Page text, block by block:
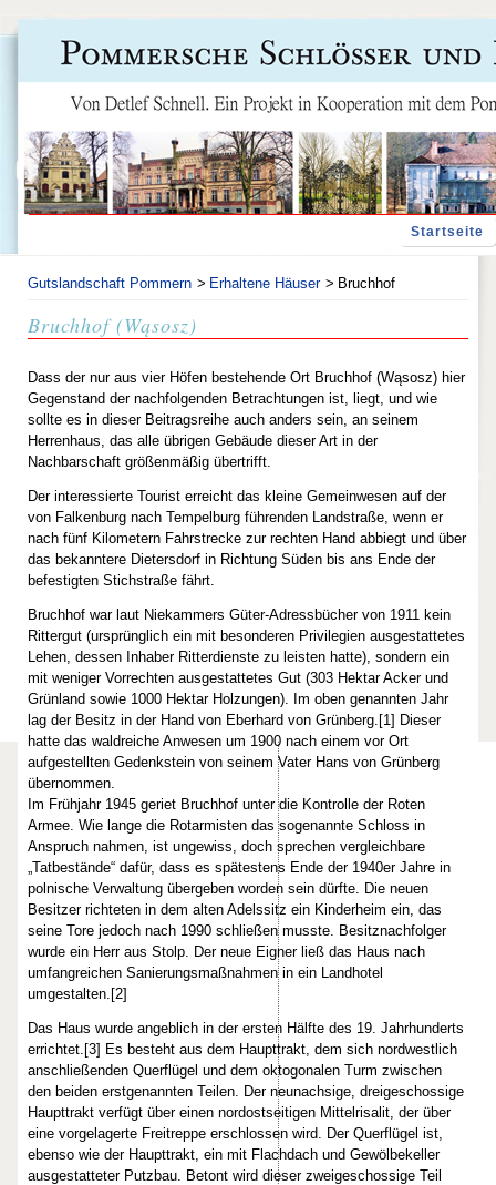
Startseite
Gutslandschaft Pommern Erhaltene Häuser Bruchhof
Bruchhof (Wąsosz)
Dass der nur aus vier Höfen bestehende Ort Bruchhof (Wąsosz) hier
Gegenstand der nachfolgenden Betrachtungen ist, liegt, und wie
sollte es in dieser Beitragsreihe auch anders sein, an seinem
Herrenhaus, das alle übrigen Gebäude dieser Art in der
Nachbarschaft größenmäßig übertrifft.
Der interessierte Tourist erreicht das kleine Gemeinwesen auf der
von Falkenburg nach Tempelburg führenden Landstraße, wenn er
nach fünf Kilometern Fahrstrecke zur rechten Hand abbiegt und über
das bekanntere Dietersdorf in Richtung Süden bis ans Ende der
befestigten Stichstraße fährt.
Bruchhof war laut Niekammers Güter-Adressbücher von 1911 kein
Rittergut (ursprünglich ein mit besonderen Privilegien ausgestattetes
Lehen, dessen Inhaber Ritterdienste zu leisten hatte), sondern ein
mit weniger Vorrechten ausgestattetes Gut (303 Hektar Acker und
Grünland sowie 1000 Hektar Holzungen). Im oben genannten Jahr
lag der Besitz in der Hand von Eberhard von Grünberg.[1] Dieser
hatte das waldreiche Anwesen um 1900 nach einem vor Ort
aufgestellten Gedenkstein von seinem Vater Hans von Grünberg
übernommen.
Im Frühjahr 1945 geriet Bruchhof unter die Kontrolle der Roten
Armee. Wie lange die Rotarmisten das sogenannte Schloss in
Anspruch nahmen, ist ungewiss, doch sprechen vergleichbare
„Tatbestände“ dafür, dass es spätestens Ende der 1940er Jahre in
polnische Verwaltung übergeben worden sein dürfte. Die neuen
Besitzer richteten in dem alten Adelssitz ein Kinderheim ein, das
seine Tore jedoch nach 1990 schließen musste. Besitznachfolger
wurde ein Herr aus Stolp. Der neue Eigner ließ das Haus nach
umfangreichen Sanierungsmaßnahmen in ein Landhotel
umgestalten.[2]
Das Haus wurde angeblich in der ersten Hälfte des 19. Jahrhunderts
errichtet.[3] Es besteht aus dem Haupttrakt, dem sich nordwestlich
anschließenden Querflügel und dem oktogonalen Turm zwischen
den beiden erstgenannten Teilen. Der neunachsige, dreigeschossige
Haupttrakt verfügt über einen nordostseitigen Mittelrisalit, der über
eine vorgelagerte Freitreppe erschlossen wird. Der Querflügel ist,
ebenso wie der Haupttrakt, ein mit Flachdach und Gewölbekeller
ausgestatteter Putzbau. Betont wird dieser zweigeschossige Teil